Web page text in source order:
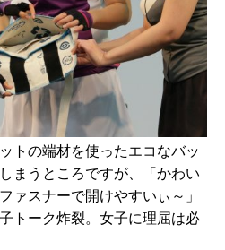
トの端材を使ったエコなバッ
まうところですが、「かわい
ァスナーで開けやすいぃ～」
トーク炸裂。女子に理屈は必